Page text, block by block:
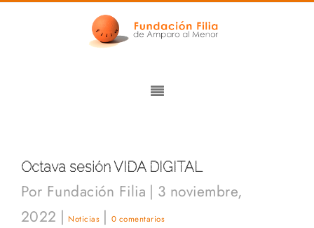
Octava sesión VIDA DIGITAL
Por Fundación Filia | 3 noviembre,
2022 | Noticias | 0 comentarios